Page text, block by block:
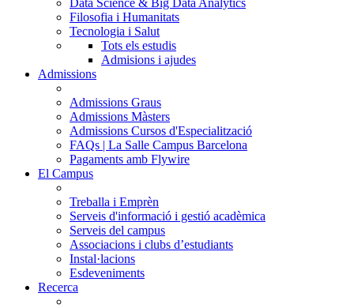
Data Science & Big Data Analytics
Filosofia i Humanitats
Tecnologia i Salut
Tots els estudis
Admisions i ajudes
Admissions
Admissions Graus
Admissions Màsters
Admissions Cursos d'Especialització
FAQs | La Salle Campus Barcelona
Pagaments amb Flywire
El Campus
Treballa i Emprèn
Serveis d'informació i gestió acadèmica
Serveis del campus
Associacions i clubs d’estudiants
Instal·lacions
Esdeveniments
Recerca